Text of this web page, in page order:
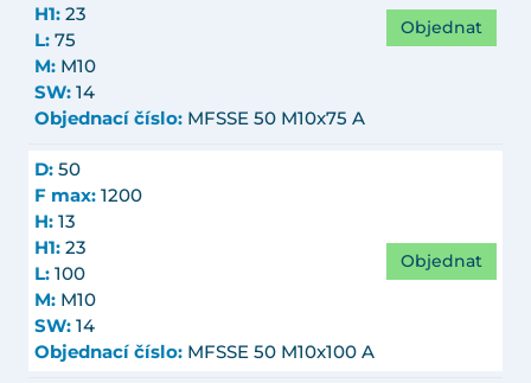
H1: 23
L: 75
M: M10
SW: 14
Objednací číslo: MFSSE 50 M10x75 A
Objednat
D: 50
F max: 1200
H: 13
H1: 23
L: 100
M: M10
SW: 14
Objednací číslo: MFSSE 50 M10x100 A
Objednat